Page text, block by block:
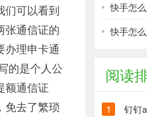
可以看到
张通信证的
理申卡通
的是个人公
通信证
免去了繁琐
阅读
1